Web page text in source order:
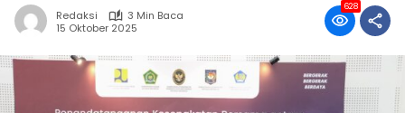
Redaksi
3 Min Baca
15 Oktober 2025
628